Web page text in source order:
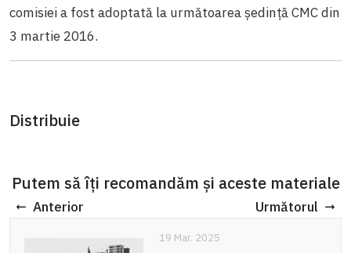
comisiei a fost adoptată la următoarea ședință CMC din
3 martie 2016.
Distribuie
Putem să îți recomandăm și aceste materiale
Anterior Următorul
19 Mar. 2025